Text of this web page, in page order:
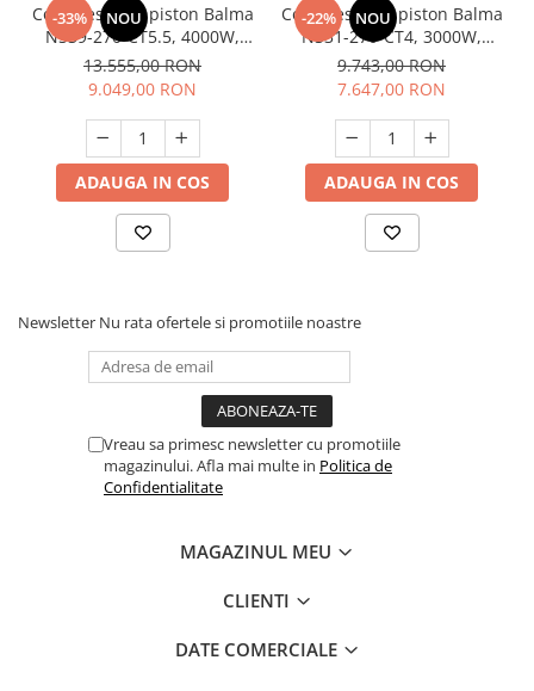
-33% NOU
Compresor cu piston Balma
NS39-270-CT5.5, 4000W,
270L, 10 Bar, 380V, Trifazic,
Made in Italy
13.555,00 RON
9.049,00 RON
ADAUGA IN COS
-22% NOU
Compresor cu piston Balma
NS31-270-CT4, 3000W,
270L, 10 bar, 380V, Trifazic,
Made in Italy
9.743,00 RON
7.647,00 RON
ADAUGA IN COS
Newsletter Nu rata ofertele si promotiile noastre
Vreau sa primesc newsletter cu promotiile
magazinului. Afla mai multe in Politica de
Confidentialitate
MAGAZINUL MEU
CLIENTI
DATE COMERCIALE